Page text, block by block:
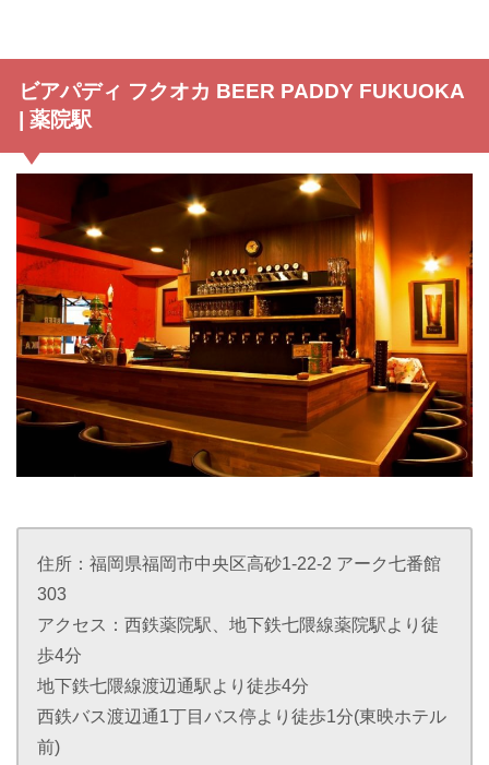
ビアパディ フクオカ BEER PADDY FUKUOKA
| 薬院駅
住所：福岡県福岡市中央区高砂1-22-2 アーク七番館
303
アクセス：西鉄薬院駅、地下鉄七隈線薬院駅より徒
歩4分
地下鉄七隈線渡辺通駅より徒歩4分
西鉄バス渡辺通1丁目バス停より徒歩1分(東映ホテル
前)